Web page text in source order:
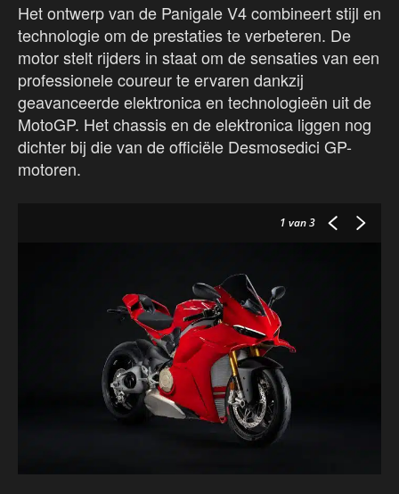
Het ontwerp van de Panigale V4 combineert stijl en
technologie om de prestaties te verbeteren. De
motor stelt rijders in staat om de sensaties van een
professionele coureur te ervaren dankzij
geavanceerde elektronica en technologieën uit de
MotoGP. Het chassis en de elektronica liggen nog
dichter bij die van de officiële Desmosedici GP-
motoren.
1 van 3